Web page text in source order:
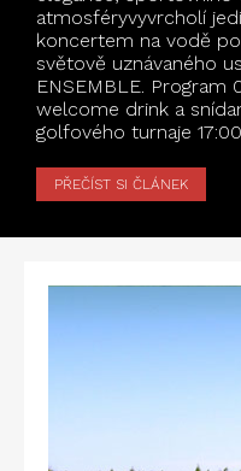
atmosféryvyvrcholí
koncertem na vodě
světově uznávaného
ENSEMBLE. Program 08:00 Registrace hráčů,
welcome drink a snídaně 10:30 Slavnostní
PŘEČÍST SI ČLÁNEK